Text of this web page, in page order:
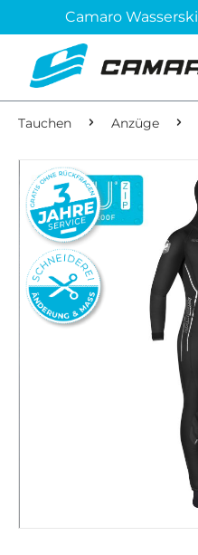
Camaro Wasserski
Tauchen Anzüge